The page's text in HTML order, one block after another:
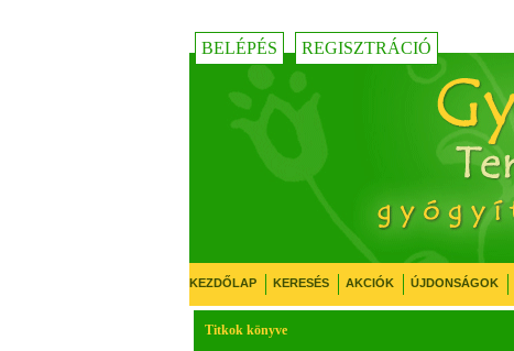
BELÉPÉS REGISZTRÁCIÓ
KEZDŐLAP KERESÉS AKCIÓK ÚJDONSÁGOK
Titkok könyve